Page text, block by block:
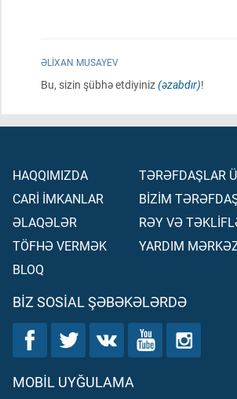
ƏLIXAN MUSAYEV
Bu, sizin şübhə etdiyiniz(əzabdır)!
HAQQIMIZDA
CARİ İMKANLAR
ƏLAQƏLƏR
TÖFHƏ VERMƏK
BLOQ
TƏRƏFDAŞLAR
BİZİM
RƏY VƏ
YARDIM
BIZ SOSIAL ŞƏBƏKƏLƏRDƏ
MOBIL UYĞULAMA